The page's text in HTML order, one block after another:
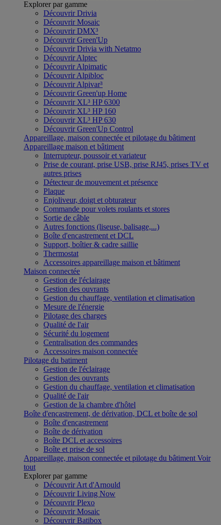
Explorer par gamme
Découvrir Drivia
Découvrir Mosaic
Découvrir DMX³
Découvrir Green'Up
Découvrir Drivia with Netatmo
Découvrir Alptec
Découvrir Alpimatic
Découvrir Alpibloc
Découvrir Alpivar³
Découvrir Green'up Home
Découvrir XL³ HP 6300
Découvrir XL³ HP 160
Découvrir XL³ HP 630
Découvrir Green'Up Control
Appareillage, maison connectée et pilotage du bâtiment
Appareillage maison et bâtiment
Interrupteur, poussoir et variateur
Prise de courant, prise USB, prise RJ45, prises TV et
autres prises
Détecteur de mouvement et présence
Plaque
Enjoliveur, doigt et obturateur
Commande pour volets roulants et stores
Sortie de câble
Autres fonctions (liseuse, balisage,...)
Boîte d'encastrement et DCL
Support, boîtier & cadre saillie
Thermostat
Accessoires appareillage maison et bâtiment
Maison connectée
Gestion de l'éclairage
Gestion des ouvrants
Gestion du chauffage, ventilation et climatisation
Mesure de l'énergie
Pilotage des charges
Qualité de l'air
Sécurité du logement
Centralisation des commandes
Accessoires maison connectée
Pilotage du batiment
Gestion de l'éclairage
Gestion des ouvrants
Gestion du chauffage, ventilation et climatisation
Qualité de l'air
Gestion de la chambre d'hôtel
Boîte d'encastrement, de dérivation, DCL et boîte de sol
Boîte d'encastrement
Boîte de dérivation
Boîte DCL et accessoires
Boîte et prise de sol
Appareillage, maison connectée et pilotage du bâtiment Voir
tout
Explorer par gamme
Découvrir Art d'Arnould
Découvrir Living Now
Découvrir Plexo
Découvrir Mosaic
Découvrir Batibox